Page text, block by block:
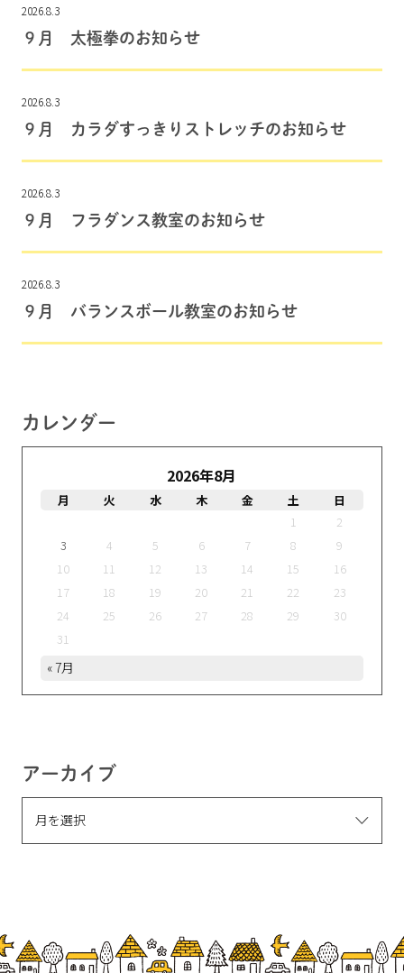
2026.8.3
９月 太極拳のお知らせ
2026.8.3
９月 カラダすっきりストレッチのお知らせ
2026.8.3
９月 フラダンス教室のお知らせ
2026.8.3
９月 バランスボール教室のお知らせ
カレンダー
2026年8月
月 火 水 木 金 土
日
1
2
3
4 5 6 7 8
9
10
11 12 13 14 15
16
17
18 19 20 21 22
23
24
25 26 27 28 29
30
31
« 7月
アーカイブ